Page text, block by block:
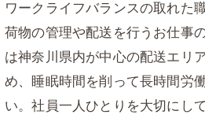
ワークライフバランスの取れた
荷物の管理や配送を行うお仕事
は神奈川県内が中心の配送エリ
め、睡眠時間を削って長時間労
い。社員一人ひとりを大切にし